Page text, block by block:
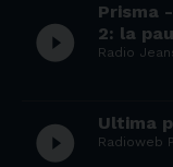
play_circle_filled
Prisma
2: la
Radio
play_circle_filled Ultima
Radioweb